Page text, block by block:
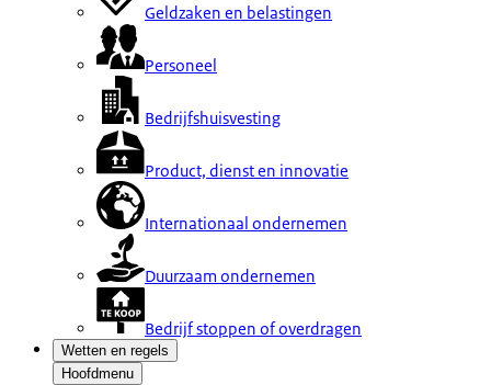
Geldzaken en belastingen
Personeel
Bedrijfshuisvesting
Product, dienst en innovatie
Internationaal ondernemen
Duurzaam ondernemen
Bedrijf stoppen of overdragen
Wetten en regels
Hoofdmenu